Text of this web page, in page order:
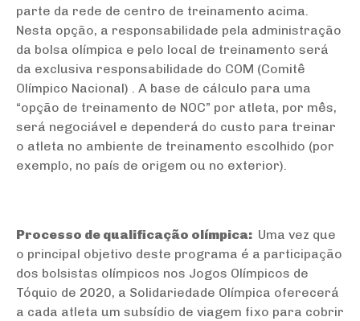
parte da rede de centro de treinamento acima.
Nesta opção, a responsabilidade pela administração
da bolsa olímpica e pelo local de treinamento será
da exclusiva responsabilidade do COM (Comitê
Olímpico Nacional) . A base de cálculo para uma
“opção de treinamento de NOC” por atleta, por mês,
será negociável e dependerá do custo para treinar
o atleta no ambiente de treinamento escolhido (por
exemplo, no país de origem ou no exterior).
Processo de qualificação olímpica: Uma vez que
o principal objetivo deste programa é a participação
dos bolsistas olímpicos nos Jogos Olímpicos de
Tóquio de 2020, a Solidariedade Olímpica oferecerá
a cada atleta um subsídio de viagem fixo para cobrir